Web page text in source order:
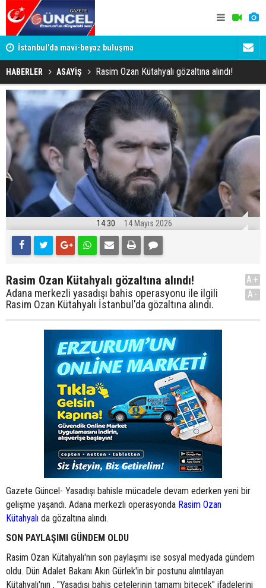
İstanbul'da mavi-beyaz buluşma
HABERLER ASAYİŞ Rasim Ozan Kütahyalı gözaltına alındı!
14:30 14 Mayıs 2026
Rasim Ozan Kütahyalı gözaltına alındı!
Adana merkezli yasadışı bahis operasyonu ile ilgili
Rasim Ozan Kütahyalı İstanbul'da gözaltına alındı.
A+
A-
Gazete Güncel- Yasadışı bahisle mücadele devam ederken yeni bir
gelişme yaşandı. Adana merkezli operasyonda Rasim Ozan
Kütahyalı da gözaltına alındı.
SON PAYLAŞIMI GÜNDEM OLDU
Rasim Ozan Kütahyalı'nın son paylaşımı ise sosyal medyada gündem
oldu. Dün Adalet Bakanı Akın Gürlek'in bir postunu alıntılayan
Kütahyalı'nın , "Yasadışı bahis çetelerinin tamamı bitecek" ifadelerini